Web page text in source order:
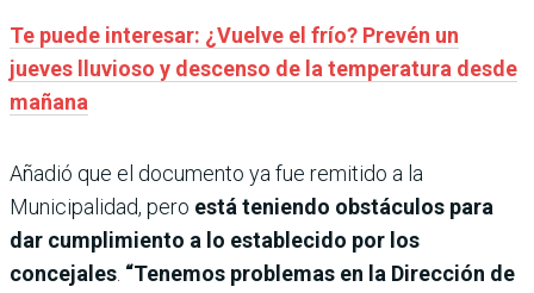
Te puede interesar: ¿Vuelve el frío? Prevén un
jueves lluvioso y descenso de la temperatura desde
mañana
Añadió que el documento ya fue remitido a la
Municipalidad, pero está teniendo obstáculos para
dar cumplimiento a lo establecido por los
concejales “Tenemos problemas en la Dirección de